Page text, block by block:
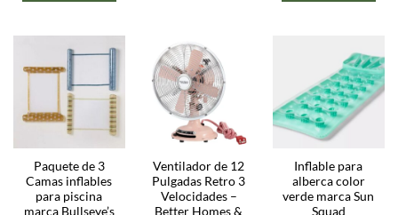
Paquete de 3
Camas inflables
para piscina
marca Bullseye’s
Ventilador de 12
Pulgadas Retro 3
Velocidades –
Better Homes &
Inflable para
alberca color
verde marca Sun
Squad